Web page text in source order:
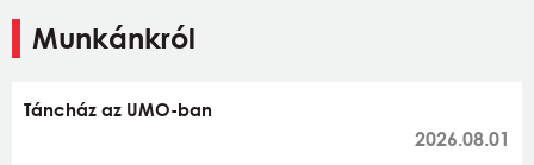
Munkánkról
Táncház az UMO-ban
2026.08.01